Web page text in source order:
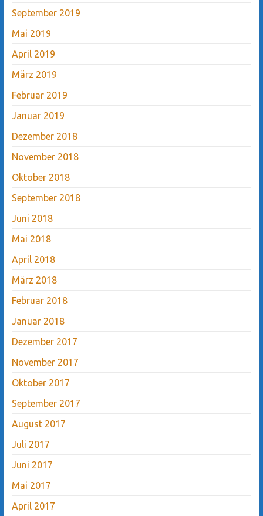
September 2019
Mai 2019
April 2019
März 2019
Februar 2019
Januar 2019
Dezember 2018
November 2018
Oktober 2018
September 2018
Juni 2018
Mai 2018
April 2018
März 2018
Februar 2018
Januar 2018
Dezember 2017
November 2017
Oktober 2017
September 2017
August 2017
Juli 2017
Juni 2017
Mai 2017
April 2017